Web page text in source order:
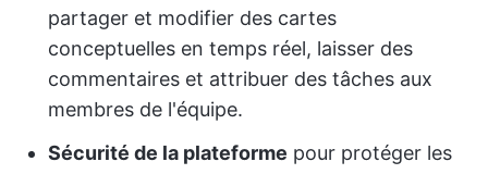
partager et modifier des cartes
conceptuelles en temps réel, laisser des
commentaires et attribuer des tâches aux
membres de l'équipe.
Sécurité de la plateforme pour protéger les